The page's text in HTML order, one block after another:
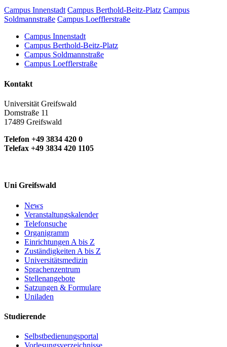
Campus Innenstadt Campus Berthold-Beitz-Platz Campus
Soldmannstraße Campus Loefflerstraße
Campus Innenstadt
Campus Berthold-Beitz-Platz
Campus Soldmannstraße
Campus Loefflerstraße
Kontakt
Universität Greifswald
Domstraße 11
17489 Greifswald
Telefon +49 3834 420 0
Telefax +49 3834 420 1105
Uni Greifswald
News
Veranstaltungskalender
Telefonsuche
Organigramm
Einrichtungen A bis Z
Zuständigkeiten A bis Z
Universitätsmedizin
Sprachenzentrum
Stellenangebote
Satzungen & Formulare
Uniladen
Studierende
Selbstbedienungsportal
Vorlesungsverzeichnisse